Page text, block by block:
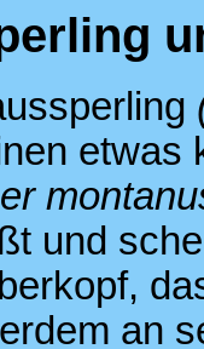
etwas
und
an